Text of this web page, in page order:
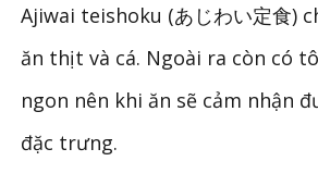
Ajiwai teishoku (あじわい定食)
ăn thịt và cá. Ngoài ra còn có
ngon nên khi ăn sẽ cảm nhận
đặc trưng.